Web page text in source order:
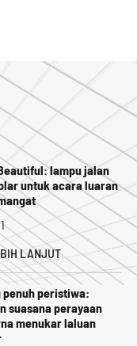
lampu jalan
untuk acara luaran
LANJUT
penuh peristiwa:
suasana perayaan
menukar laluan